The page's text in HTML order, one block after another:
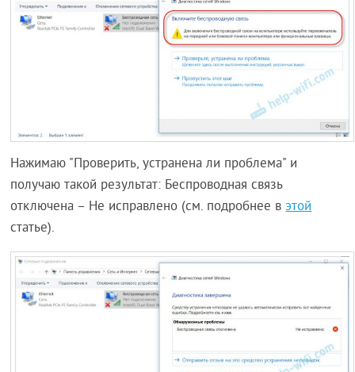
Нажимаю "Проверить, устранена ли проблема" и
получаю такой результат: Беспроводная связь
отключена – Не исправлено (см. подробнее вэтой
статье).